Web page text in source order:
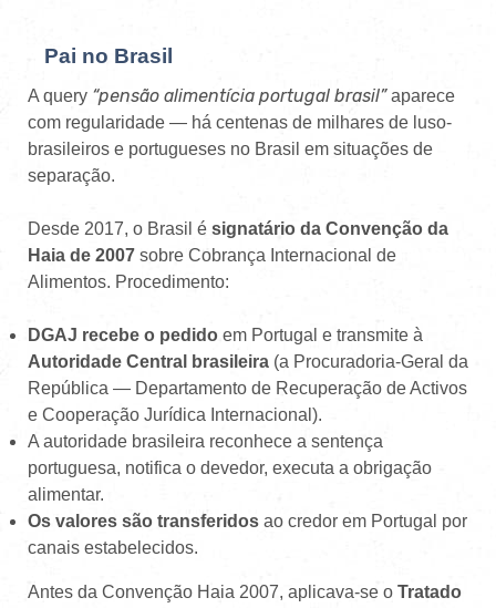
Pai no Brasil
A query “pensão alimentícia portugal brasil”aparece
com regularidade — há centenas de milhares de luso-
brasileiros e portugueses no Brasil em situações de
separação.
Desde 2017, o Brasil é signatário da Convenção da
Haia de 2007 sobre Cobrança Internacional de
Alimentos. Procedimento:
DGAJ recebe o pedido em Portugal e transmite à
Autoridade Central brasileira (a Procuradoria-Geral da
República — Departamento de Recuperação de Activos
e Cooperação Jurídica Internacional).
A autoridade brasileira reconhece a sentença
portuguesa, notifica o devedor, executa a obrigação
alimentar.
Os valores são transferidos ao credor em Portugal por
canais estabelecidos.
Antes da Convenção Haia 2007, aplicava-se o Tratado